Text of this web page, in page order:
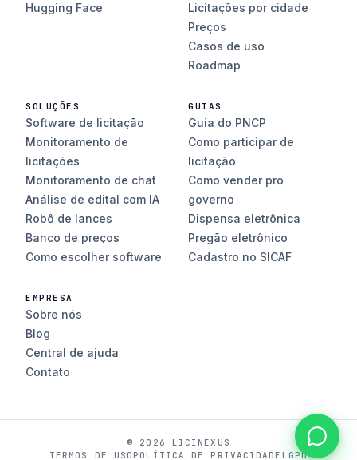
Hugging Face
Licitações por cidade
Preços
Casos de uso
Roadmap
SOLUÇÕES
Software de licitação
Monitoramento de
licitações
Monitoramento de chat
Análise de edital com IA
Robô de lances
Banco de preços
Como escolher software
GUIAS
Guia do PNCP
Como participar de
licitação
Como vender pro
governo
Dispensa eletrônica
Pregão eletrônico
Cadastro no SICAF
EMPRESA
Sobre nós
Blog
Central de ajuda
Contato
© 2026 LICINEXUS
TERMOS DE USOPOLÍTICA DE PRIVACIDADE LGPD